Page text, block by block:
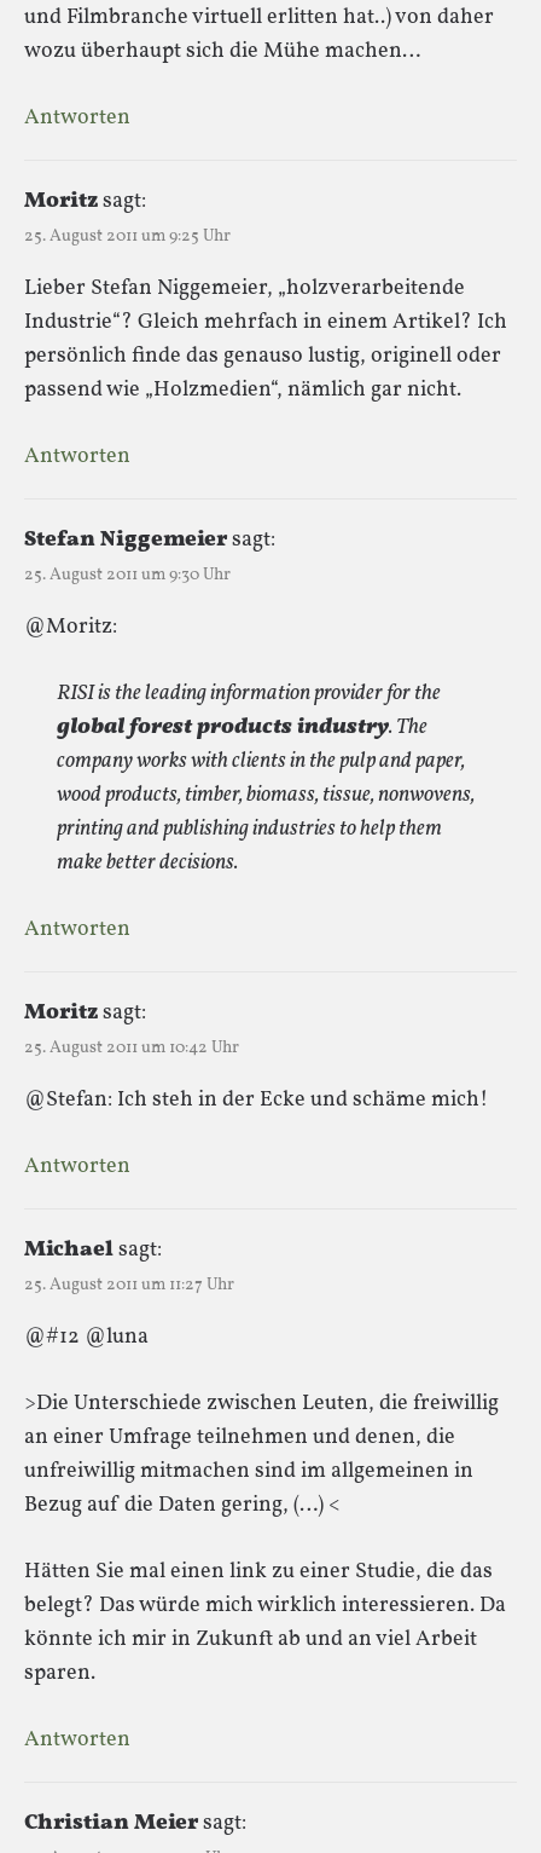
und Filmbranche virtuell erlitten hat..) von daher
wozu überhaupt sich die Mühe machen…
Antworten
Moritzsagt:
25. August 2011 um 9:25 Uhr
Lieber Stefan Niggemeier, „holzverarbeitende
Industrie“? Gleich mehrfach in einem Artikel? Ich
persönlich finde das genauso lustig, originell oder
passend wie „Holzmedien“, nämlich gar nicht.
Antworten
Stefan Niggemeiersagt:
25. August 2011 um 9:30 Uhr
@Moritz:
RISI is the leading information provider for the
global forest products industry. The
company works with clients in the pulp and paper,
wood products, timber, biomass, tissue, nonwovens,
printing and publishing industries to help them
make better decisions.
Antworten
Moritzsagt:
25. August 2011 um 10:42 Uhr
@Stefan: Ich steh in der Ecke und schäme mich!
Antworten
Michaelsagt:
25. August 2011 um 11:27 Uhr
@#12 @luna
>Die Unterschiede zwischen Leuten, die freiwillig
an einer Umfrage teilnehmen und denen, die
unfreiwillig mitmachen sind im allgemeinen in
Bezug auf die Daten gering, (…) <
Hätten Sie mal einen link zu einer Studie, die das
belegt? Das würde mich wirklich interessieren. Da
könnte ich mir in Zukunft ab und an viel Arbeit
sparen.
Antworten
Christian Meiersagt: